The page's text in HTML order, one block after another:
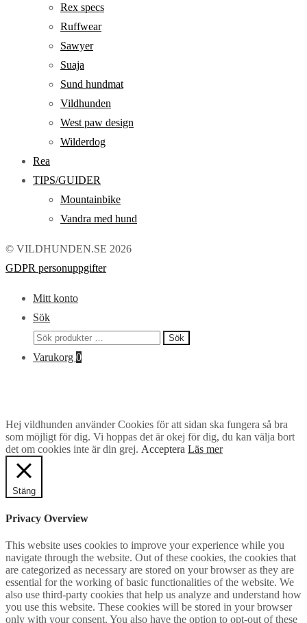
Rex specs
Ruffwear
Sawyer
Suaja
Sund hundmat
Vildhunden
West paw design
Wilderdog
Rea
TIPS/GUIDER
Mountainbike
Vandra med hund
© VILDHUNDEN.SE 2026
GDPR personuppgifter
Mitt konto
Sök
Sök
efter:
Sök
Varukorg 0
Hej vildhunden använder Cookies för att sidan ska fungera så bra
som möjligt för dig. Vi hoppas det är okej för dig, du kan välja bort
det om cookies inte är din grej. Acceptera Läs mer
Stäng
Privacy Overview
This website uses cookies to improve your experience while you
navigate through the website. Out of these cookies, the cookies that
are categorized as necessary are stored on your browser as they are
essential for the working of basic functionalities of the website. We
also use third-party cookies that help us analyze and understand how
you use this website. These cookies will be stored in your browser
only with your consent. You also have the option to opt-out of these